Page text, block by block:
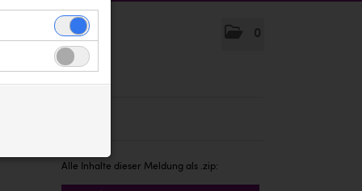
0
Alle Inhalte dieser Meldung als .zip:
Website